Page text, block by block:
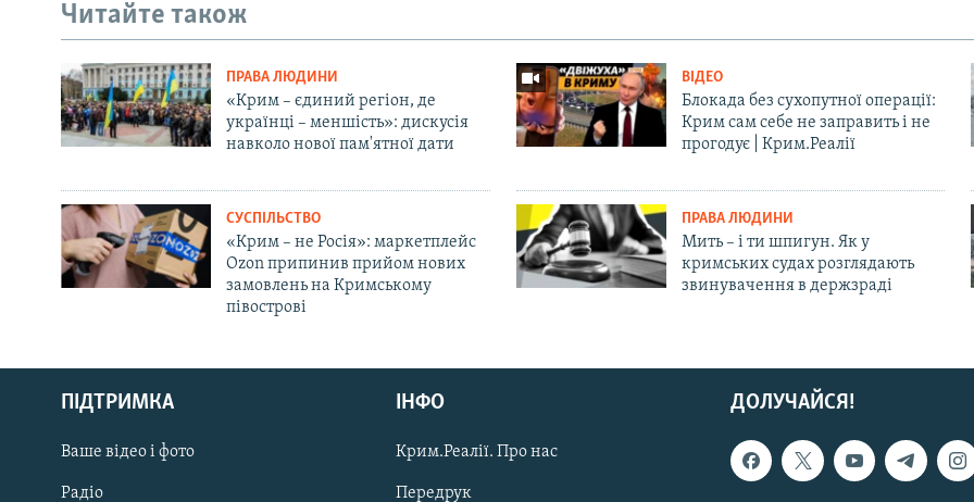
Русский
Qırımtatar
ДОЛУЧАЙСЯ!
Читайте також
ПРАВА ЛЮДИНИ
«Крим – єдиний регіон, де
українці – меншість»: дискусія
навколо нової пам'ятної дати
ВІДЕО
Блокада без сухопутної операції:
Крим сам себе не заправить і не
прогодує | Крим.Реалії
СУСПІЛЬСТВО
«Крим – не Росія»: маркетплейс
Ozon припинив прийом нових
замовлень на Кримському
півострові
ПРАВА ЛЮДИНИ
Мить – і ти шпигун. Як у
кримських судах розглядають
звинувачення в держзраді
ДОЛУЧАЙСЯ!
ПІДТРИМКА
Ваше відео і фото
Радіо
ІНФО
Крим.Реалії. Про нас
Передрук